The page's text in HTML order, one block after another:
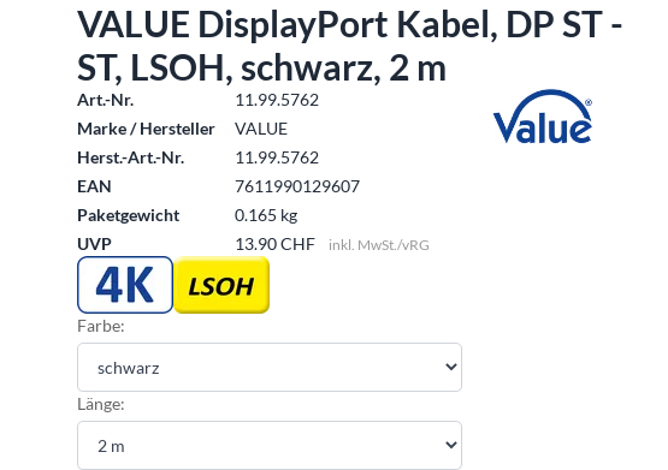
VALUE DisplayPort Kabel, DP ST -
ST, LSOH, schwarz, 2 m
Art.-Nr.
11.99.5762
Marke / Hersteller
VALUE
Herst.-Art.-Nr.
11.99.5762
EAN
7611990129607
Paketgewicht
0.165 kg
UVP
13.90 CHF inkl. MwSt./vRG
Farbe:
Länge: